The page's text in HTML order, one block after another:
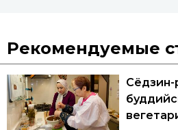
Рекомендуемые
Сёдзин-